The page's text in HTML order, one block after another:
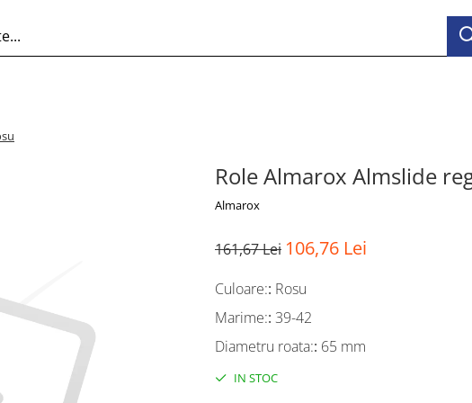
Role Almarox Almslide
Almarox
161,67 Lei 106,76 Lei
Culoare:: Rosu
Marime:: 39-42
Diametru roata:: 65 mm
IN STOC